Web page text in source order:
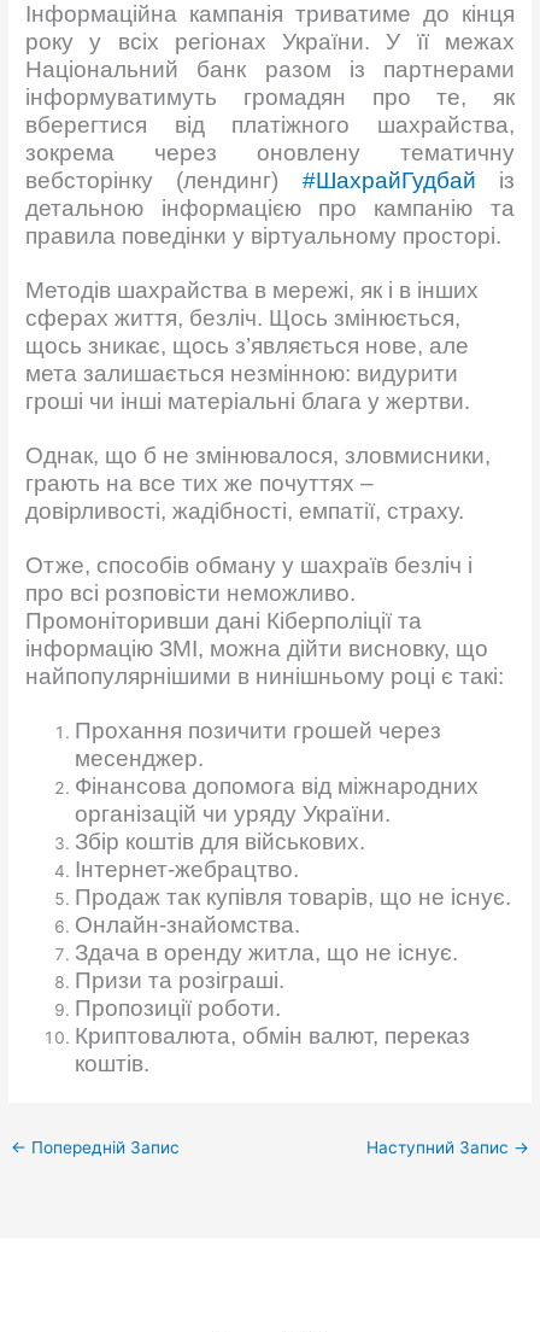
Інформаційна кампанія триватиме до кінця
року у всіх регіонах України. У її межах
Національний банк разом із партнерами
інформуватимуть громадян про те, як
вберегтися від платіжного шахрайства,
зокрема через оновлену тематичну
вебсторінку (лендинг) #ШахрайГудбай із
детальною інформацією про кампанію та
правила поведінки у віртуальному просторі.
Методів шахрайства в мережі, як і в інших
сферах життя, безліч. Щось змінюється,
щось зникає, щось з’являється нове, але
мета залишається незмінною: видурити
гроші чи інші матеріальні блага у жертви.
Однак, що б не змінювалося, зловмисники,
грають на все тих же почуттях –
довірливості, жадібності, емпатії, страху.
Отже, способів обману у шахраїв безліч і
про всі розповісти неможливо.
Промоніторивши дані Кіберполіції та
інформацію ЗМІ, можна дійти висновку, що
найпопулярнішими в нинішньому році є такі:
Прохання позичити грошей через
месенджер.
Фінансова допомога від міжнародних
організацій чи уряду України.
Збір коштів для військових.
Інтернет-жебрацтво.
Продаж так купівля товарів, що не існує.
Онлайн-знайомства.
Здача в оренду житла, що не існує.
Призи та розіграші.
Пропозиції роботи.
Криптовалюта, обмін валют, переказ
коштів.
← Попередній Запис Наступний Запис →